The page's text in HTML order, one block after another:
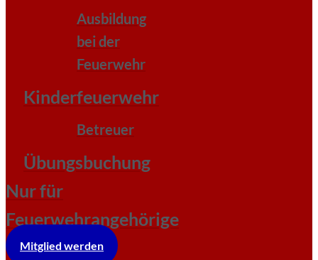
Ausbildung
bei der
Feuerwehr
Kinderfeuerwehr
Betreuer
Übungsbuchung
Nur für
Feuerwehrangehörige
Mitglied werden